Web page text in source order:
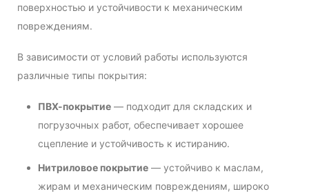
поверхностью и устойчивости к механическим
повреждениям.
В зависимости от условий работы используются
различные типы покрытия:
ПВХ-покрытие — подходит для складских и
погрузочных работ, обеспечивает хорошее
сцепление и устойчивость к истиранию.
Нитриловое покрытие — устойчиво к маслам,
жирам и механическим повреждениям, широко